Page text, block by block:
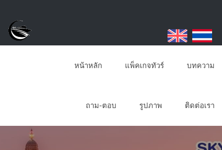
หน้าหลัก แพ็คเกจทัวร์ บทความ
ถาม-ตอบ รูปภาพ ติดต่อเรา